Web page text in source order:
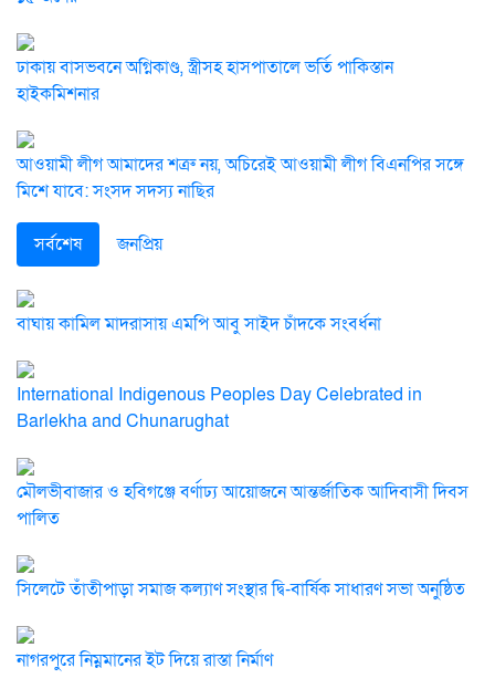
ঢাকায় বাসভবনে অগ্নিকাণ্ড, স্ত্রীসহ হাসপাতালে ভর্তি পাকিস্তান
হাইকমিশনার
আওয়ামী লীগ আমাদের শত্রু নয়, অচিরেই আওয়ামী লীগ বিএনপির সঙ্গে
মিশে যাবে: সংসদ সদস্য নাছির
সর্বশেষ জনপ্রিয়
বাঘায় কামিল মাদরাসায় এমপি আবু সাইদ চাঁদকে সংবর্ধনা
International Indigenous Peoples Day Celebrated in
Barlekha and Chunarughat
মৌলভীবাজার ও হবিগঞ্জে বর্ণাঢ্য আয়োজনে আন্তর্জাতিক আদিবাসী দিবস
পালিত
সিলেটে তাঁতীপাড়া সমাজ কল্যাণ সংস্থার দ্বি-বার্ষিক সাধারণ সভা অনুষ্ঠিত
নাগরপুরে নিম্নমানের ইট দিয়ে রাস্তা নির্মাণ